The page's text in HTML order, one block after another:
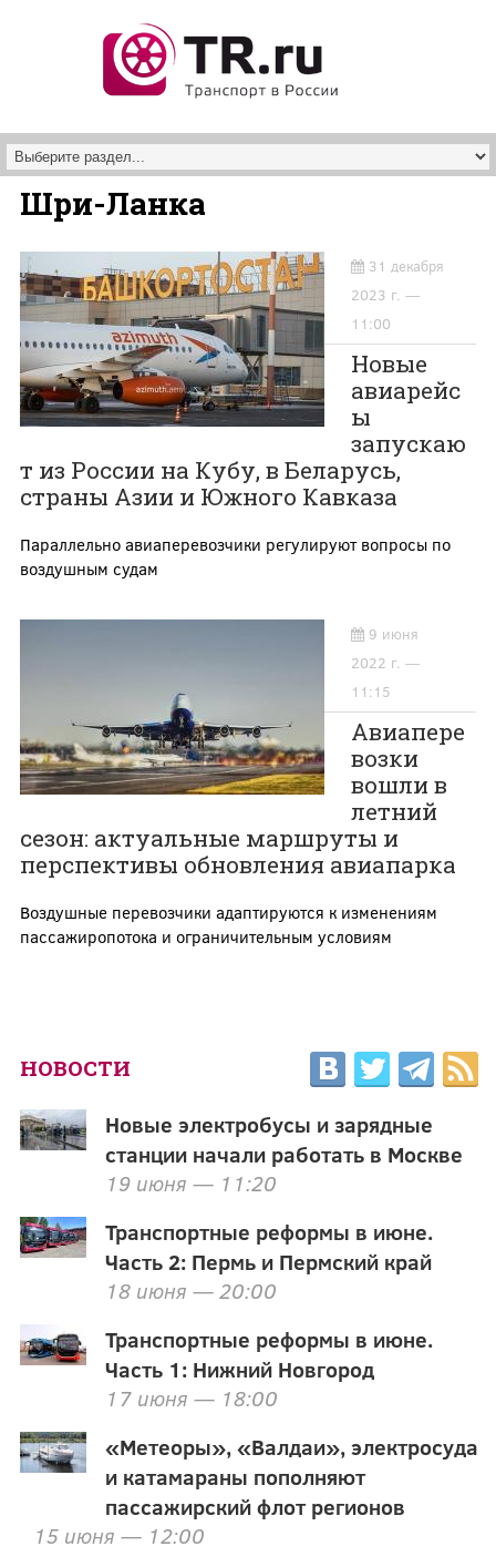
Шри-Ланка
31 декабря
2023 г. —
11:00
Новые
авиарейс
ы
запускаю
т из России на Кубу, в Беларусь,
страны Азии и Южного Кавказа
Параллельно авиаперевозчики регулируют вопросы по
воздушным судам
9 июня
2022 г. —
11:15
Авиапере
возки
вошли в
летний
сезон: актуальные маршруты и
перспективы обновления авиапарка
Воздушные перевозчики адаптируются к изменениям
пассажиропотока и ограничительным условиям
НОВОСТИ
Новые электробусы и зарядные
станции начали работать в Москве
19 июня — 11:20
Транспортные реформы в июне.
Часть 2: Пермь и Пермский край
18 июня — 20:00
Транспортные реформы в июне.
Часть 1: Нижний Новгород
17 июня — 18:00
«Метеоры», «Валдаи», электросуда
и катамараны пополняют
пассажирский флот регионов
15 июня — 12:00